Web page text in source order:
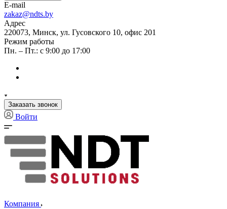
E-mail
zakaz@ndts.by
Адрес
220073, Минск, ул. Гусовского 10, офис 201
Режим работы
Пн. – Пт.: с 9:00 до 17:00
Заказать звонок
Войти
Компания